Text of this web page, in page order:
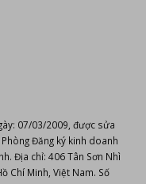
07/03/2009, được sửa
Đăng ký kinh doanh
Địa chỉ: 406 Tân Sơn Nhì
Chí Minh, Việt Nam. Số